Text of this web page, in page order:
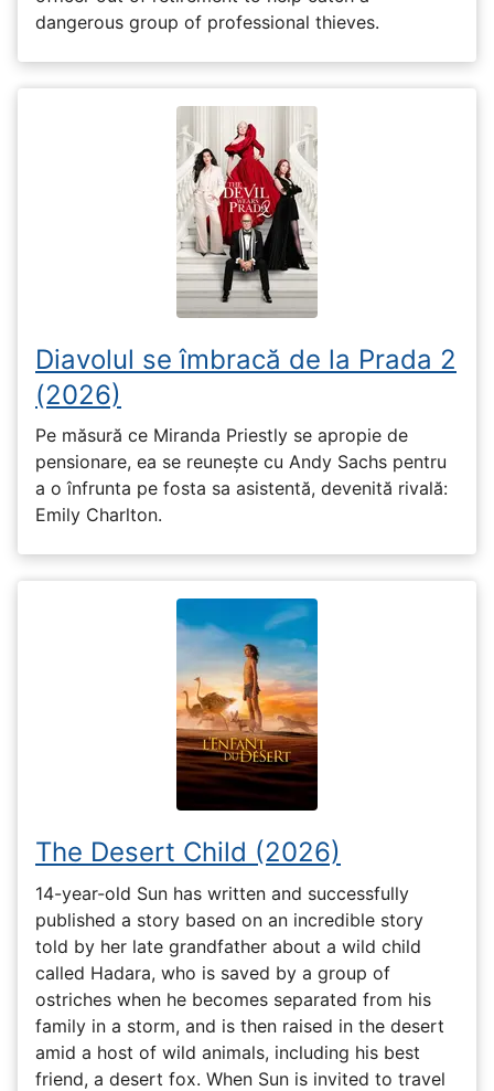
dangerous group of professional thieves.
Diavolul se îmbracă de la Prada 2
(2026)
Pe măsură ce Miranda Priestly se apropie de
pensionare, ea se reunește cu Andy Sachs pentru
a o înfrunta pe fosta sa asistentă, devenită rivală:
Emily Charlton.
The Desert Child (2026)
14-year-old Sun has written and successfully
published a story based on an incredible story
told by her late grandfather about a wild child
called Hadara, who is saved by a group of
ostriches when he becomes separated from his
family in a storm, and is then raised in the desert
amid a host of wild animals, including his best
friend, a desert fox. When Sun is invited to travel